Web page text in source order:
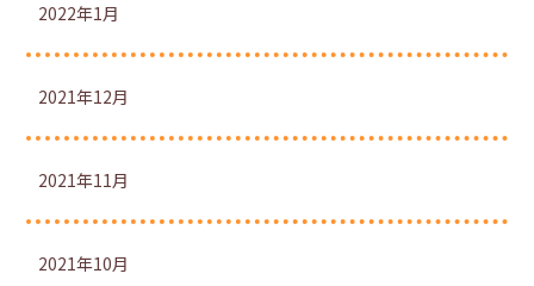
2022年1月
2021年12月
2021年11月
2021年10月